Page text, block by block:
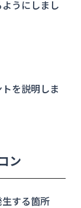
うにしまし
を説明しま
ン
する箇所